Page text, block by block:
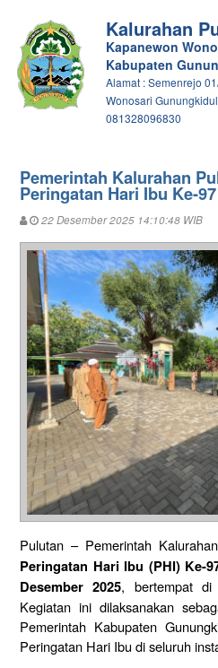
Kalurahan
Kapanewon
Kabupaten
Alamat : Semenrejo
Wonosari
081328096830
Pemerintah Kalurahan
Peringatan Hari Ibu Ke-
22 Desember 2025 14:10:48 WIB
Pulutan – Pemerintah
Peringatan Hari Ibu (PHI) Ke-
Desember 2025, bertempat di
Kegiatan ini dilaksanakan
Pemerintah Kabupaten
Peringatan Hari Ibu di seluruh